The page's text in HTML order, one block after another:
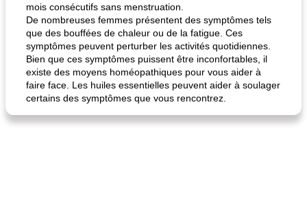
mois consécutifs sans menstruation.
De nombreuses femmes présentent des symptômes tels
que des bouffées de chaleur ou de la fatigue. Ces
symptômes peuvent perturber les activités quotidiennes.
Bien que ces symptômes puissent être inconfortables, il
existe des moyens homéopathiques pour vous aider à
faire face. Les huiles essentielles peuvent aider à soulager
certains des symptômes que vous rencontrez.